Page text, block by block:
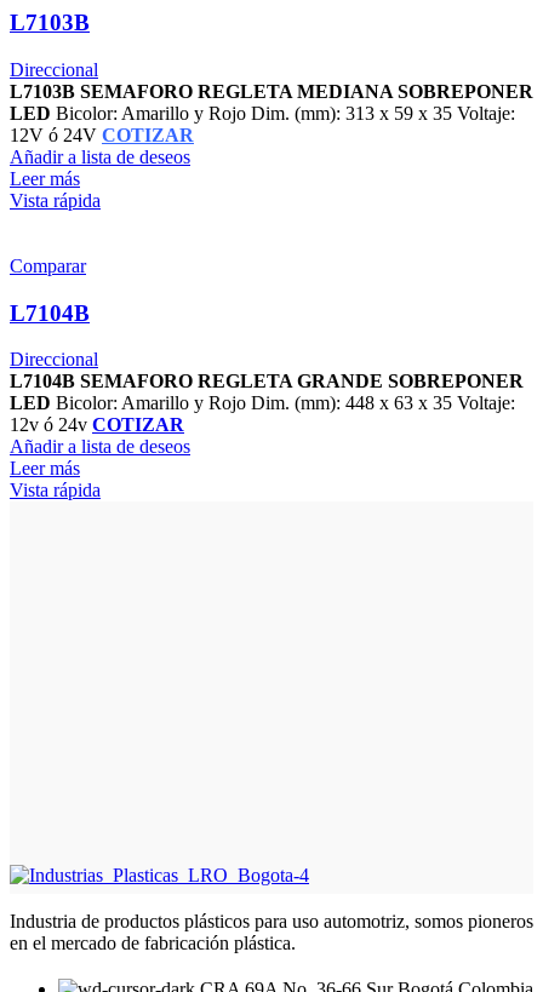
L7103B
Direccional
L7103B SEMAFORO REGLETA MEDIANA SOBREPONER
LED Bicolor: Amarillo y Rojo Dim. (mm): 313 x 59 x 35 Voltaje:
12V ó 24V COTIZAR
Añadir a lista de deseos
Leer más
Vista rápida
Comparar
L7104B
Direccional
L7104B SEMAFORO REGLETA GRANDE SOBREPONER
LED Bicolor: Amarillo y Rojo Dim. (mm): 448 x 63 x 35 Voltaje:
12v ó 24v COTIZAR
Añadir a lista de deseos
Leer más
Vista rápida
Industria de productos plásticos para uso automotriz, somos pioneros
en el mercado de fabricación plástica.